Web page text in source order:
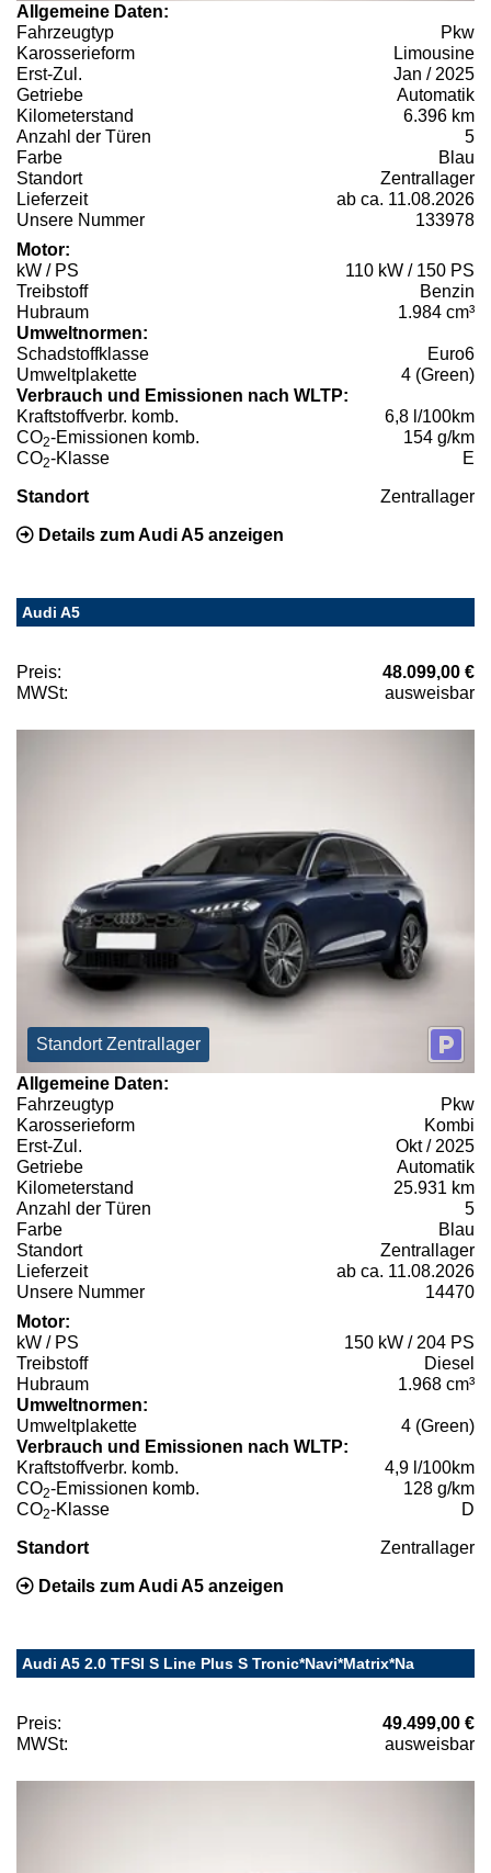
Allgemeine Daten:
Fahrzeugtyp
Pkw
Karosserieform
Limousine
Erst-Zul.
Jan / 2025
Getriebe
Automatik
Kilometerstand
6.396 km
Anzahl der Türen
5
Farbe
Blau
Standort
Zentrallager
Lieferzeit
ab ca. 11.08.2026
Unsere Nummer
133978
Motor:
kW / PS
110 kW / 150 PS
Treibstoff
Benzin
Hubraum
1.984 cm³
Umweltnormen:
Schadstoffklasse
Euro6
Umweltplakette
4 (Green)
Verbrauch und Emissionen nach WLTP:
Kraftstoffverbr. komb.
6,8 l/100km
CO2-Emissionen komb.
154 g/km
CO2-Klasse E
Standort Zentrallager
Details zum Audi A5 anzeigen
Audi A5
Preis:
48.099,00 €
MWSt:
ausweisbar
Standort Zentrallager
Allgemeine Daten:
Fahrzeugtyp
Pkw
Karosserieform
Kombi
Erst-Zul.
Okt / 2025
Getriebe
Automatik
Kilometerstand
25.931 km
Anzahl der Türen
5
Farbe
Blau
Standort
Zentrallager
Lieferzeit
ab ca. 11.08.2026
Unsere Nummer
14470
Motor:
kW / PS
150 kW / 204 PS
Treibstoff
Diesel
Hubraum
1.968 cm³
Umweltnormen:
Umweltplakette
4 (Green)
Verbrauch und Emissionen nach WLTP:
Kraftstoffverbr. komb.
4,9 l/100km
CO2-Emissionen komb.
128 g/km
CO2-Klasse D
Standort Zentrallager
Details zum Audi A5 anzeigen
Audi A5 2.0 TFSI S Line Plus S Tronic*Navi*Matrix*Na
Preis:
49.499,00 €
MWSt:
ausweisbar